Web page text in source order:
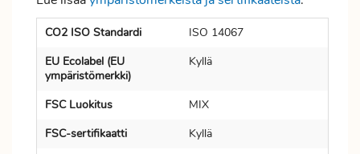
CO2 ISO Standardi
ISO 14067
EU Ecolabel (EU
ympäristömerkki)
Kyllä
FSC Luokitus
MIX
FSC-sertifikaatti
Kyllä